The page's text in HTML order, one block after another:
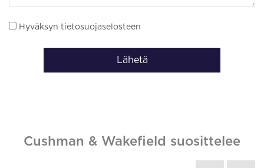
Hyväksyn tietosuojaselosteen
Lähetä
Cushman & Wakefield suosittelee